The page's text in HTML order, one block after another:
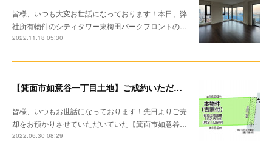
皆様、いつも大変お世話になっております！本日、弊
社所有物件のシティタワー東梅田パークフロントの…
2022.11.18 05:30
【箕面市如意谷一丁目土地】ご成約いただきました！
皆様、いつもお世話になっております！先日よりご売
却をお預かりさせていただいていた【箕面市如意谷…
2022.06.30 08:29